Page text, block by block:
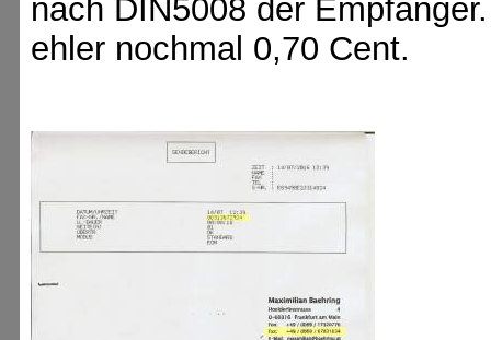
nach DIN5008 der
ehler nochmal 0,70 Cent.